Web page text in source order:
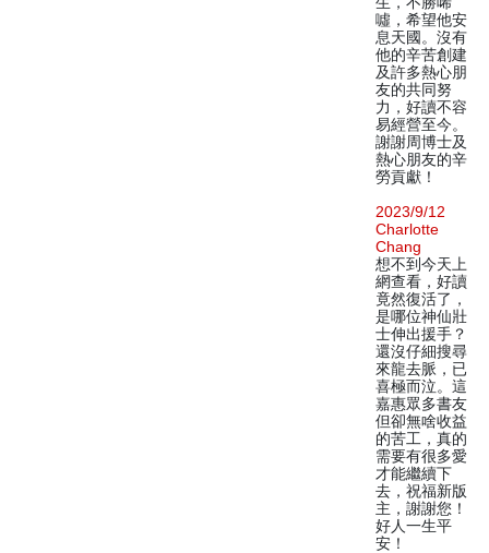
噓，希望他安
息天國。沒有
他的辛苦創建
及許多熱心朋
友的共同努
力，好讀不容
易經營至今。
謝謝周博士及
熱心朋友的辛
勞貢獻！
2023/9/12
Charlotte
Chang
想不到今天上
網查看，好讀
竟然復活了，
是哪位神仙壯
士伸出援手？
還沒仔細搜尋
來龍去脈，已
喜極而泣。這
嘉惠眾多書友
但卻無啥收益
的苦工，真的
需要有很多愛
才能繼續下
去，祝福新版
主，謝謝您！
好人一生平
安！